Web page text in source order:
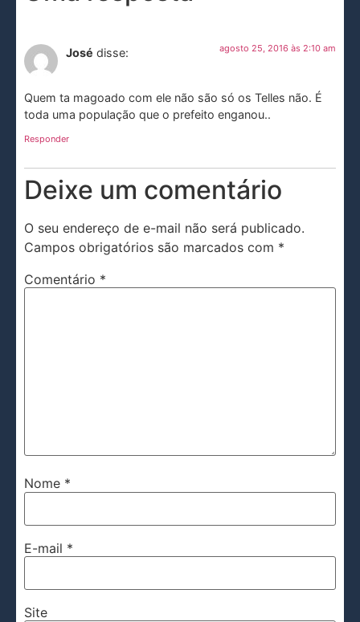
José disse: agosto 25, 2016 às 2:10 am
Quem ta magoado com ele não são só os Telles não. É
toda uma população que o prefeito enganou..
Responder
Deixe um comentário
O seu endereço de e-mail não será publicado.
Campos obrigatórios são marcados com *
Comentário *
Nome *
E-mail *
Site